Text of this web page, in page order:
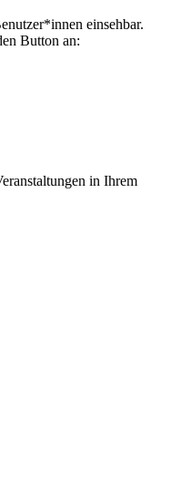
einsehbar.
Button an:
in Ihrem